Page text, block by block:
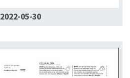
2022-05-30